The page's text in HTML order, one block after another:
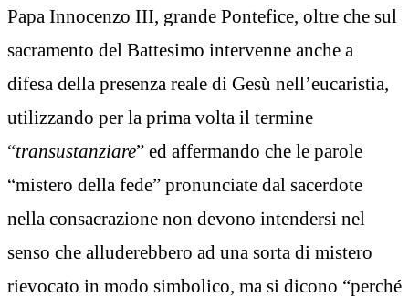
Papa Innocenzo III, grande Pontefice, oltre che sul
sacramento del Battesimo intervenne anche a
difesa della presenza reale di Gesù nell’eucaristia,
utilizzando per la prima volta il termine
“transustanziare” ed affermando che le parole
“mistero della fede” pronunciate dal sacerdote
nella consacrazione non devono intendersi nel
senso che alluderebbero ad una sorta di mistero
rievocato in modo simbolico, ma si dicono “perché